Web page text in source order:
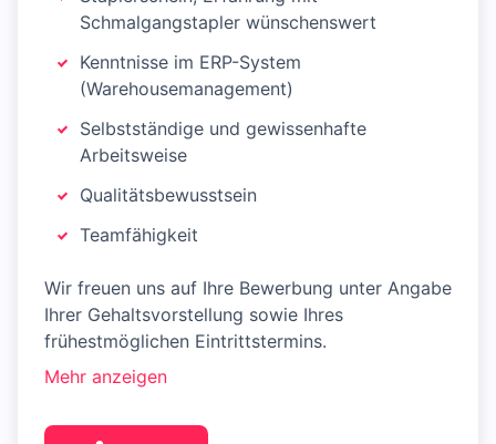
Schmalgangstapler wünschenswert
Kenntnisse im ERP-System
(Warehousemanagement)
Selbstständige und gewissenhafte
Arbeitsweise
Qualitätsbewusstsein
Teamfähigkeit
Wir freuen uns auf Ihre Bewerbung unter Angabe
Ihrer Gehaltsvorstellung sowie Ihres
frühestmöglichen Eintrittstermins.
Mehr anzeigen